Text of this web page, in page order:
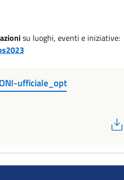
su luoghi, eventi e iniziative:
ufficiale_opt